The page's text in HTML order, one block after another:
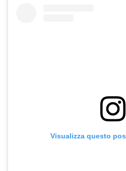
Visualizza questo